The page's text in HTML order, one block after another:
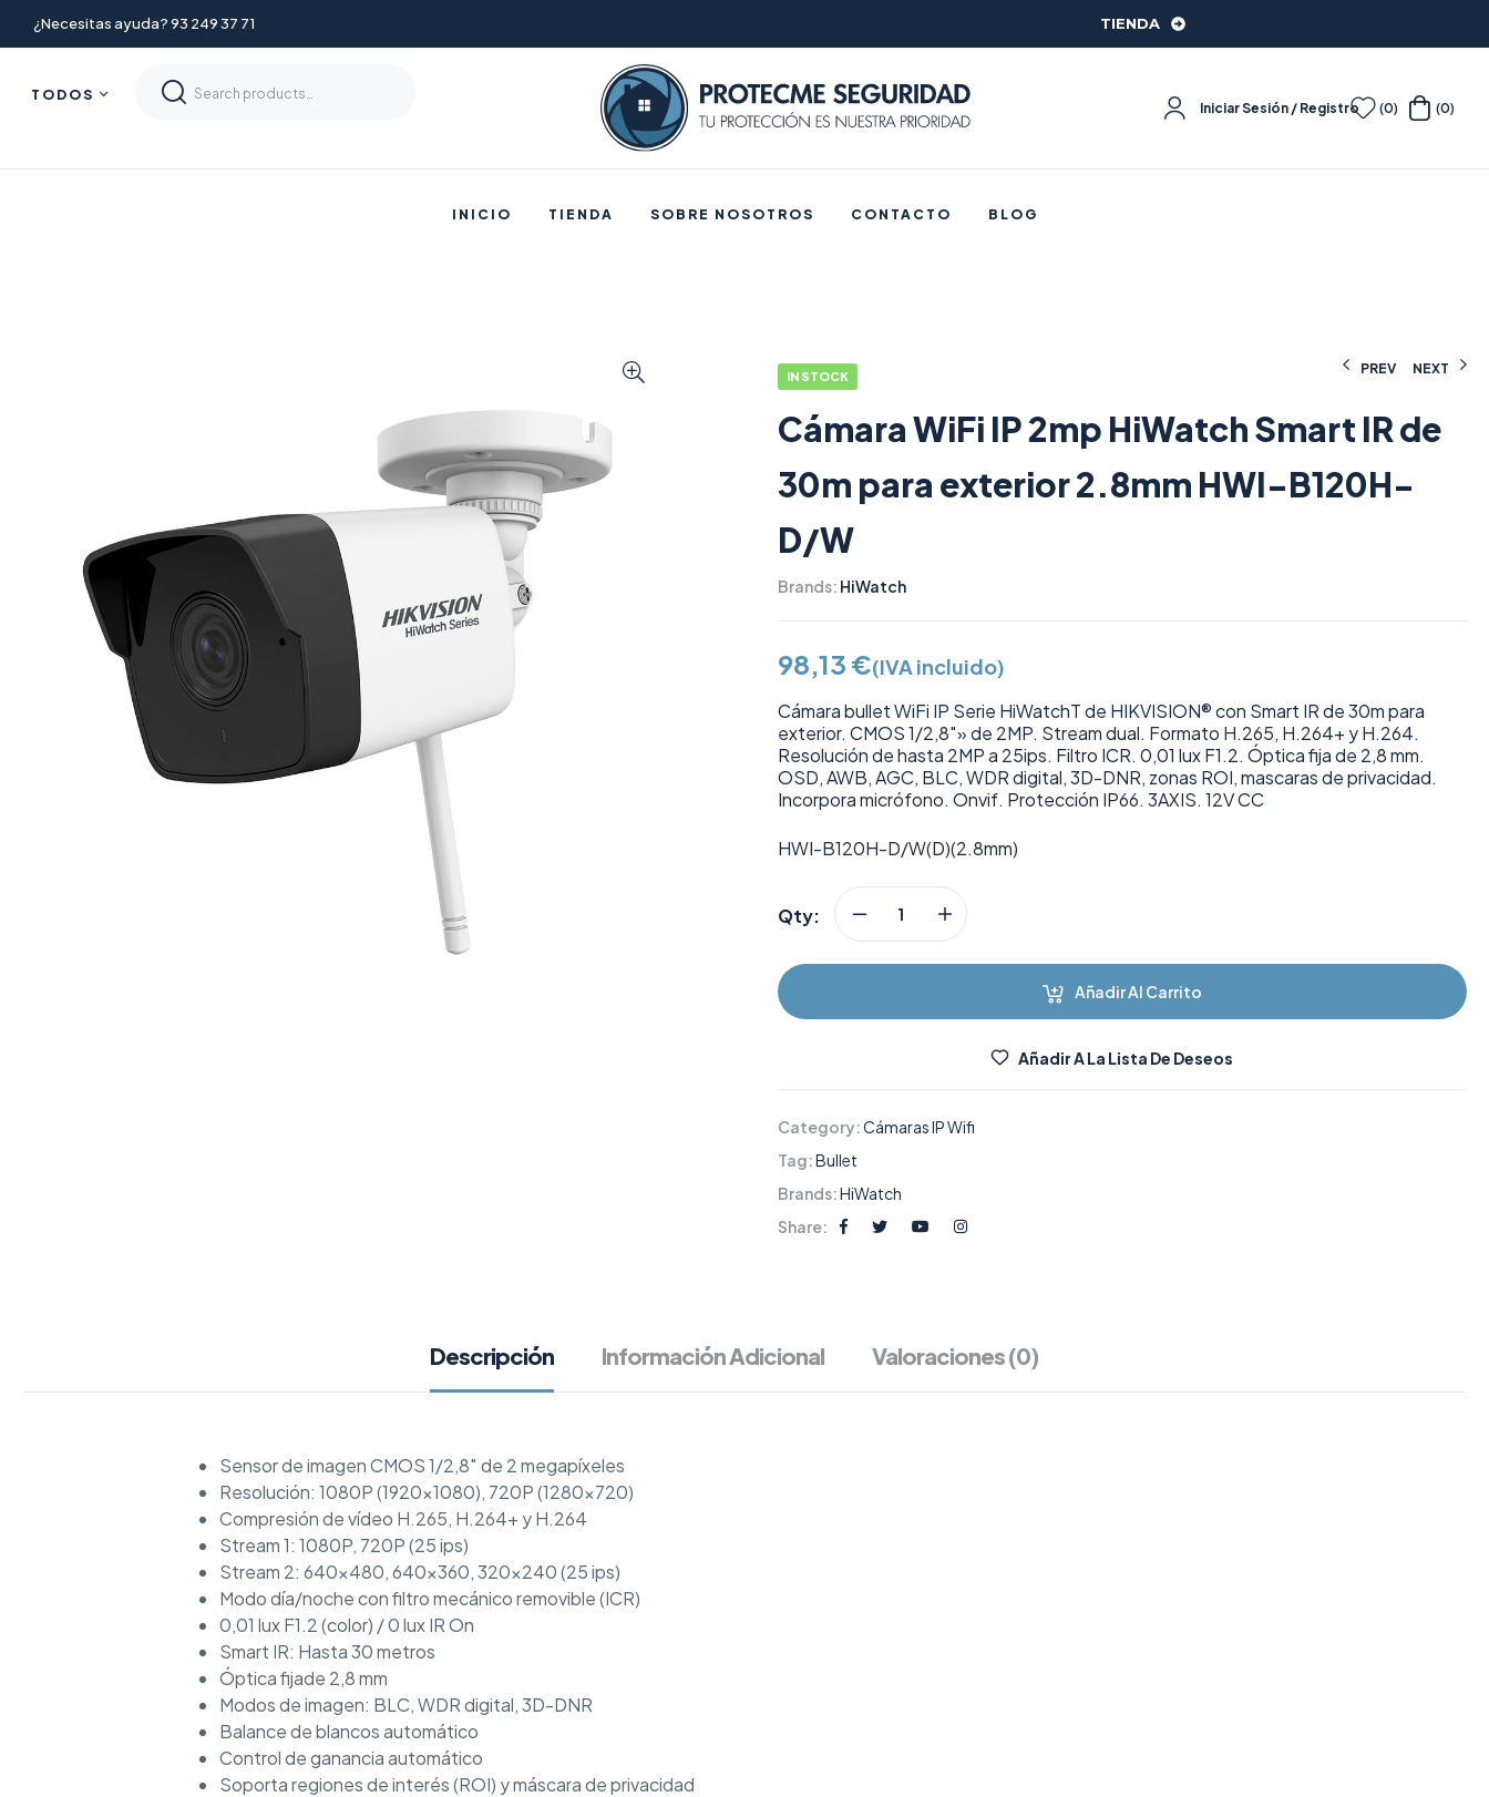
¿Necesitas ayuda? 93 249 37 71 TIENDA
TODOS
Iniciar Sesión / Registro (0) (0)
INICIO TIENDA SOBRE NOSOTROS CONTACTO BLOG
PREV NEXT
IN STOCK
Cámara WiFi IP 2mp HiWatch Smart IR de
30m para exterior 2.8mm HWI-B120H-
D/W
Brands: HiWatch
98,13 €(IVA incluido)
Cámara bullet WiFi IP Serie HiWatchT de HIKVISION® con Smart IR de 30m para
exterior. CMOS 1/2,8″» de 2MP. Stream dual. Formato H.265, H.264+ y H.264.
Resolución de hasta 2MP a 25ips. Filtro ICR. 0,01 lux F1.2. Óptica fija de 2,8 mm.
OSD, AWB, AGC, BLC, WDR digital, 3D-DNR, zonas ROI, mascaras de privacidad.
Incorpora micrófono. Onvif. Protección IP66. 3AXIS. 12V CC
HWI-B120H-D/W(D)(2.8mm)
Qty:
Añadir Al Carrito
Añadir A La Lista De Deseos
Category:Cámaras IP Wifi
Tag:Bullet
Brands:HiWatch
Share:
Descripción Información Adicional Valoraciones (0)
Sensor de imagen CMOS 1/2,8″ de 2 megapíxeles
Resolución: 1080P (1920×1080), 720P (1280×720)
Compresión de vídeo H.265, H.264+ y H.264
Stream 1: 1080P, 720P (25 ips)
Stream 2: 640×480, 640×360, 320×240 (25 ips)
Modo día/noche con filtro mecánico removible (ICR)
0,01 lux F1.2 (color) / 0 lux IR On
Smart IR: Hasta 30 metros
Óptica fijade 2,8 mm
Modos de imagen: BLC, WDR digital, 3D-DNR
Balance de blancos automático
Control de ganancia automático
Soporta regiones de interés (ROI) y máscara de privacidad